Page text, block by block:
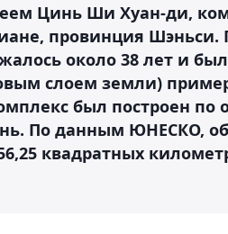
Цинь Ши Хуан-ди,
провинция
около 38 лет и
слоем земли)
был построен по
По данным ЮНЕСКО,
квадратных